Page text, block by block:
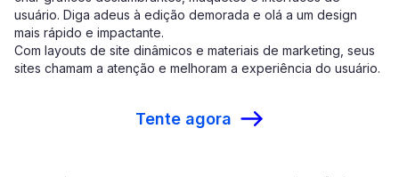
usuário. Diga adeus à edição demorada e olá a um design
mais rápido e impactante.
Com layouts de site dinâmicos e materiais de marketing, seus
sites chamam a atenção e melhoram a experiência do usuário.
Tente agora